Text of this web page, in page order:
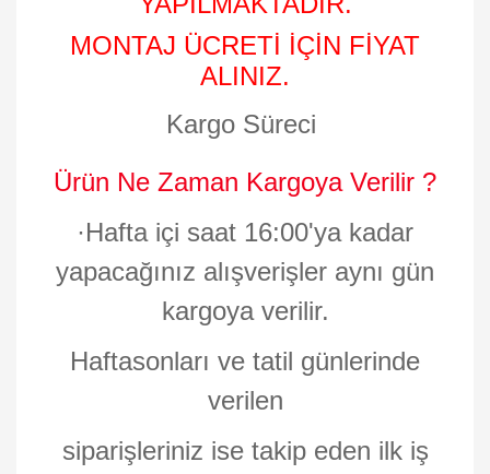
MONTAJ ÜCRETİ İÇİN FİYAT
ALINIZ.
Kargo Süreci
Ürün Ne Zaman Kargoya Verilir ?
·Hafta içi saat 16:00'ya kadar
yapacağınız alışverişler aynı gün
kargoya verilir.
Haftasonları ve tatil günlerinde
verilen
siparişleriniz ise takip eden ilk iş